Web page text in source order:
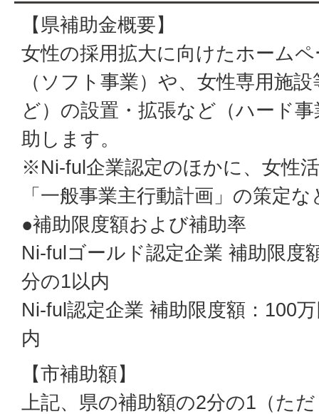
【県補助金概要】
女性の採用拡大に向けたホーム
（ソフト事業）や、女性専用施
ど）の設置・拡張など（ハード
助します。
※Ni-ful企業認定のほかに、女性
「一般事業主行動計画」の策定
●補助限度額および補助率
Ni-fulゴールド認定企業 補助限度
分の1以内
Ni-ful認定企業 補助限度額：100
内
【市補助額】
上記、県の補助額の2分の1（た